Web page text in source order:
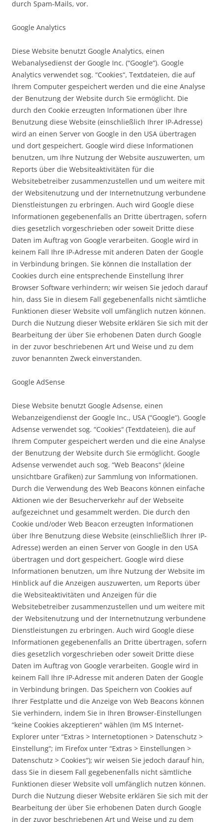
durch Spam-Mails, vor.
Google Analytics
Diese Website benutzt Google Analytics, einen
Webanalysedienst der Google Inc. (“Google“). Google
Analytics verwendet sog. “Cookies“, Textdateien, die auf
Ihrem Computer gespeichert werden und die eine Analyse
der Benutzung der Website durch Sie ermöglicht. Die
durch den Cookie erzeugten Informationen über Ihre
Benutzung diese Website (einschließlich Ihrer IP-Adresse)
wird an einen Server von Google in den USA übertragen
und dort gespeichert. Google wird diese Informationen
benutzen, um Ihre Nutzung der Website auszuwerten, um
Reports über die Websiteaktivitäten für die
Websitebetreiber zusammenzustellen und um weitere mit
der Websitenutzung und der Internetnutzung verbundene
Dienstleistungen zu erbringen. Auch wird Google diese
Informationen gegebenenfalls an Dritte übertragen, sofern
dies gesetzlich vorgeschrieben oder soweit Dritte diese
Daten im Auftrag von Google verarbeiten. Google wird in
keinem Fall Ihre IP-Adresse mit anderen Daten der Google
in Verbindung bringen. Sie können die Installation der
Cookies durch eine entsprechende Einstellung Ihrer
Browser Software verhindern; wir weisen Sie jedoch darauf
hin, dass Sie in diesem Fall gegebenenfalls nicht sämtliche
Funktionen dieser Website voll umfänglich nutzen können.
Durch die Nutzung dieser Website erklären Sie sich mit der
Bearbeitung der über Sie erhobenen Daten durch Google
in der zuvor beschriebenen Art und Weise und zu dem
zuvor benannten Zweck einverstanden.
Google AdSense
Diese Website benutzt Google Adsense, einen
Webanzeigendienst der Google Inc., USA (“Google“). Google
Adsense verwendet sog. “Cookies“ (Textdateien), die auf
Ihrem Computer gespeichert werden und die eine Analyse
der Benutzung der Website durch Sie ermöglicht. Google
Adsense verwendet auch sog. “Web Beacons“ (kleine
unsichtbare Grafiken) zur Sammlung von Informationen.
Durch die Verwendung des Web Beacons können einfache
Aktionen wie der Besucherverkehr auf der Webseite
aufgezeichnet und gesammelt werden. Die durch den
Cookie und/oder Web Beacon erzeugten Informationen
über Ihre Benutzung diese Website (einschließlich Ihrer IP-
Adresse) werden an einen Server von Google in den USA
übertragen und dort gespeichert. Google wird diese
Informationen benutzen, um Ihre Nutzung der Website im
Hinblick auf die Anzeigen auszuwerten, um Reports über
die Websiteaktivitäten und Anzeigen für die
Websitebetreiber zusammenzustellen und um weitere mit
der Websitenutzung und der Internetnutzung verbundene
Dienstleistungen zu erbringen. Auch wird Google diese
Informationen gegebenenfalls an Dritte übertragen, sofern
dies gesetzlich vorgeschrieben oder soweit Dritte diese
Daten im Auftrag von Google verarbeiten. Google wird in
keinem Fall Ihre IP-Adresse mit anderen Daten der Google
in Verbindung bringen. Das Speichern von Cookies auf
Ihrer Festplatte und die Anzeige von Web Beacons können
Sie verhindern, indem Sie in Ihren Browser-Einstellungen
“keine Cookies akzeptieren“ wählen (Im MS Internet-
Explorer unter “Extras > Internetoptionen > Datenschutz >
Einstellung“; im Firefox unter “Extras > Einstellungen >
Datenschutz > Cookies“); wir weisen Sie jedoch darauf hin,
dass Sie in diesem Fall gegebenenfalls nicht sämtliche
Funktionen dieser Website voll umfänglich nutzen können.
Durch die Nutzung dieser Website erklären Sie sich mit der
Bearbeitung der über Sie erhobenen Daten durch Google
in der zuvor beschriebenen Art und Weise und zu dem